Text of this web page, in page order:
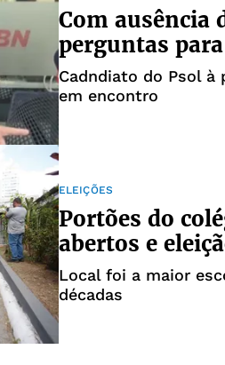
Com ausência
perguntas
Cadndiato do Psol à
em encontro
ELEIÇÕES
Portões do
abertos e
Local foi a maior
décadas